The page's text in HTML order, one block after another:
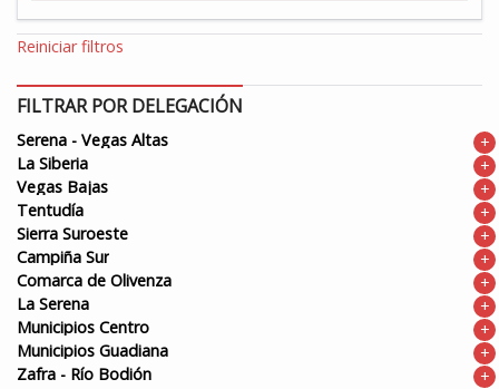
Reiniciar filtros
FILTRAR POR DELEGACIÓN